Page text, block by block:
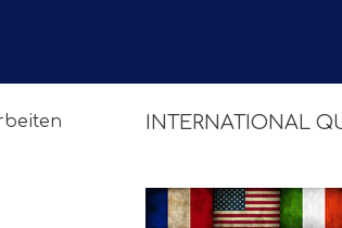
INTERNATIONAL